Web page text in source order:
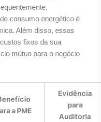
consumo energético é
Além disso, essas
fixos da sua
mútuo para o negócio
a PME
Evidência
para
Auditoria